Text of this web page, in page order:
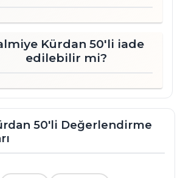
Kürdan 50'li iade
edilebilir mi?
50'li Değerlendirme